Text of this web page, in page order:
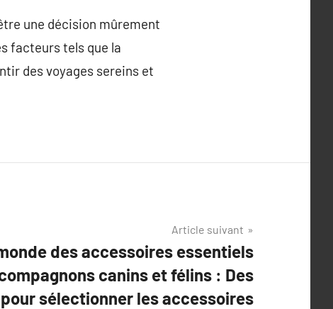
une décision mûrement
facteurs tels que la
des voyages sereins et
Article suivant
des accessoires essentiels
canins et félins : Des
sélectionner les accessoires